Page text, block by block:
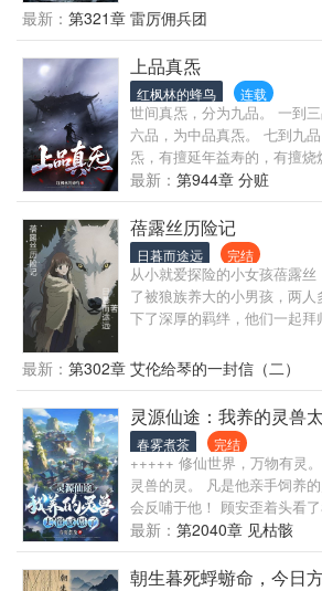
现真是太让我失望了，人族已
吗？” 魔帝站在平台的台阶之
之人。 此时一名少年正瘫坐
伤。 当他听到魔帝的话后，颤
魔帝： “我说你倒是打听清楚
强元素师’中的师是老师的意
弟啊！打我做什么？” （每日
更。全书预计300万字左右完
监。）
最新： 第321章 雷厉佣兵团
上品真炁
红枫林的蜂鸟 连载
世间真炁，分为九品。 一到
六品，为中品真炁。 七到九
炁，有擅延年益寿的，有擅
妖的…… 穿越妖魔乱世，宋承
长生路上的逐浪者。 但天下
十年，连个秀才功名都考不上
那大道长生…… 好在意识之海
身，参悟法术，推衍神通……
安一看就会！ 自此，万法荡
败尽天下英雄！
最新： 第944章 分赃
蓓露丝历险记
日暮而途远 完结
从小就爱探险的小女孩蓓露
了被狼族养大的小男孩，两
下了深厚的羁绊，他们一起
最新： 第302章 艾伦给琴的一封信（二）
灵源仙途：我养的灵兽
春雾煮茶 完结
+++++ 修仙世界，万物有灵
灵兽的灵。 凡是他亲手饲养
会反哺于他！ 顾安歪着头看
鸡，陷入了沉思。 寿终正寝？
的？
最新： 第2040章 见枯骸
朝生暮死蜉蝣命，今日